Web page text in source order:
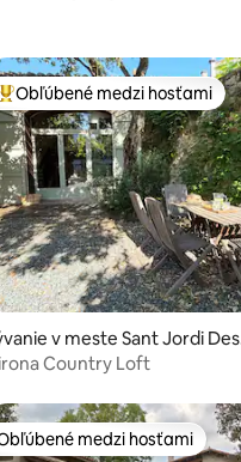
4,95 z 5, počet
Najobľúbenejšie medzi hosťami
Obľúbené medzi hosťami
v meste Sant Jordi
Country Loft
medzi hosťami
medzi hosťami